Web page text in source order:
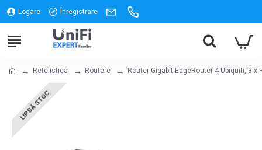
Logare Înregistrare
Retelistica Routere Router Gigabit EdgeRouter 4 Ubiquiti, 3 x
LIPSĂ STOC